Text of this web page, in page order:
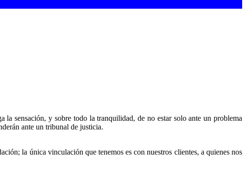
la sensación, y sobre todo la tranquilidad, de no estar solo ante un problema
ante un tribunal de justicia.
la única vinculación que tenemos es con nuestros clientes, a quienes nos